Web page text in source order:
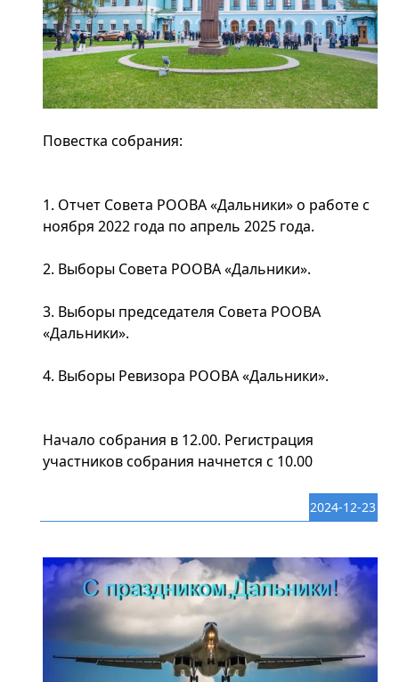
Повестка собрания:
1. Отчет Совета РООВА «Дальники» о работе с
ноября 2022 года по апрель 2025 года.
2. Выборы Совета РООВА «Дальники».
3. Выборы председателя Совета РООВА
«Дальники».
4. Выборы Ревизора РООВА «Дальники».
Начало собрания в 12.00. Регистрация
участников собрания начнется с 10.00
2024-12-23